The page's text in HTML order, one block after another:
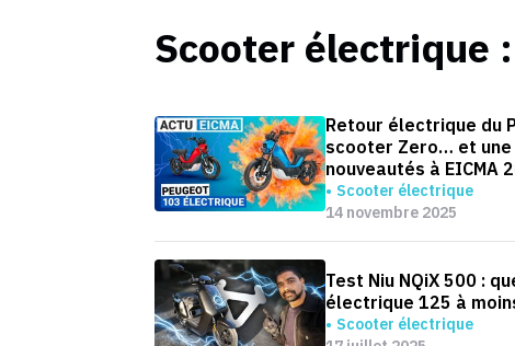
Scooter électrique
Retour électrique du
scooter Zero… et
nouveautés à EICMA
Scooter électrique
14 novembre 2025
Test Niu NQiX 500 :
électrique 125 à
Scooter électrique